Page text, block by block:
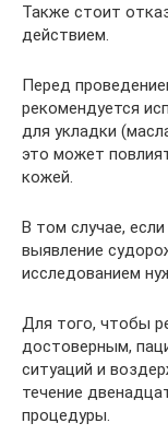
Также стоит
действием.
Перед
рекомендуется
для укладки
это может
кожей.
В том случае,
выявление
исследованием
Для того, чтобы
достоверным,
ситуаций и
течение
процедуры.